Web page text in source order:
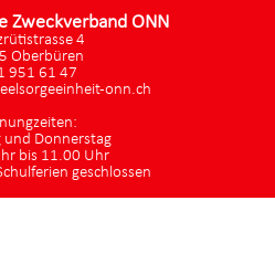
Zweckverband ONN
4
Oberbüren
951 61 47
onn.ch
und Donnerstag
bis 11.00 Uhr
geschlossen